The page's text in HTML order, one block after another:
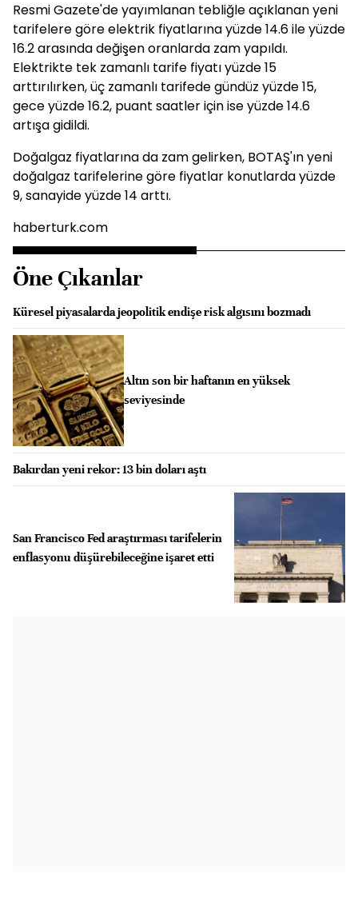
Resmi Gazete'de yayımlanan tebliğle açıklanan yeni
tarifelere göre elektrik fiyatlarına yüzde 14.6 ile yüzde
16.2 arasında değişen oranlarda zam yapıldı.
Elektrikte tek zamanlı tarife fiyatı yüzde 15
arttırılırken, üç zamanlı tarifede gündüz yüzde 15,
gece yüzde 16.2, puant saatler için ise yüzde 14.6
artışa gidildi.
Doğalgaz fiyatlarına da zam gelirken, BOTAŞ'ın yeni
doğalgaz tarifelerine göre fiyatlar konutlarda yüzde
9, sanayide yüzde 14 arttı.
haberturk.com
Öne Çıkanlar
Küresel piyasalarda jeopolitik endişe risk algısını bozmadı
Altın son bir haftanın en yüksek
seviyesinde
Bakırdan yeni rekor: 13 bin doları aştı
San Francisco Fed araştırması tarifelerin
enflasyonu düşürebileceğine işaret etti